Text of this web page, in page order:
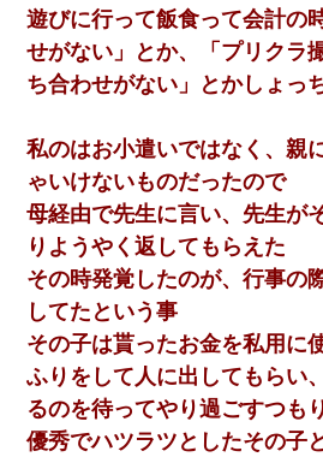
遊びに行って飯食って会計の
せがない」とか、「プリクラ
ち合わせがない」とかしょっ
私のはお小遣いではなく、親
ゃいけないものだったので
母経由で先生に言い、先生が
りようやく返してもらえた
その時発覚したのが、行事の
してたという事
その子は貰ったお金を私用に
ふりをして人に出してもらい
るのを待ってやり過ごすつも
優秀でハツラツとしたその子